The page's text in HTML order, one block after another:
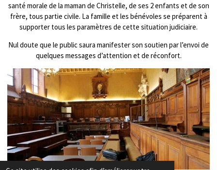
santé morale de la maman de Christelle, de ses 2 enfants et de son
frère, tous partie civile. La famille et les bénévoles se préparent à
supporter tous les paramètres de cette situation judiciaire.
Nul doute que le public saura manifester son soutien par l’envoi de
quelques messages d’attention et de réconfort.